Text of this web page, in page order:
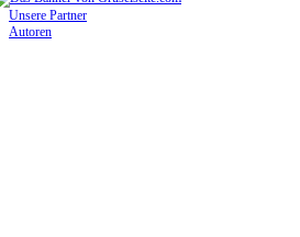
Unsere Partner
Autoren